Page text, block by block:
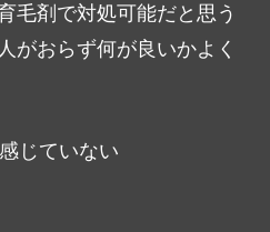
毛剤で対処可能だと思う
がおらず何が良いかよく
じていない